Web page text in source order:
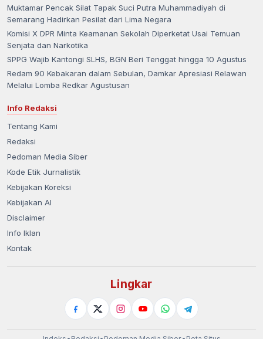
Muktamar Pencak Silat Tapak Suci Putra Muhammadiyah di
Semarang Hadirkan Pesilat dari Lima Negara
Komisi X DPR Minta Keamanan Sekolah Diperketat Usai Temuan
Senjata dan Narkotika
SPPG Wajib Kantongi SLHS, BGN Beri Tenggat hingga 10 Agustus
Redam 90 Kebakaran dalam Sebulan, Damkar Apresiasi Relawan
Melalui Lomba Redkar Agustusan
Info Redaksi
Tentang Kami
Redaksi
Pedoman Media Siber
Kode Etik Jurnalistik
Kebijakan Koreksi
Kebijakan AI
Disclaimer
Info Iklan
Kontak
Lingkar